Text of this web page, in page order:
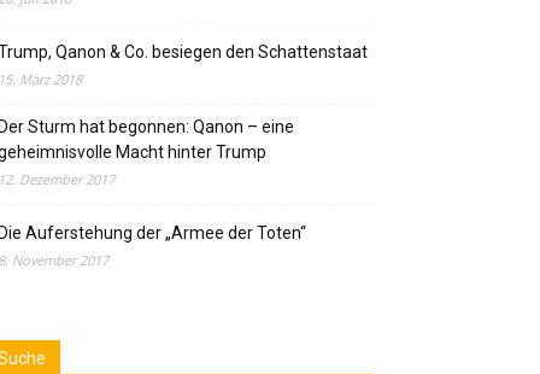
Qanon & Co. besiegen den Schattenstaat
März 2018
Sturm hat begonnen: Qanon – eine
Macht hinter Trump
Dezember 2017
Auferstehung der „Armee der Toten“
November 2017